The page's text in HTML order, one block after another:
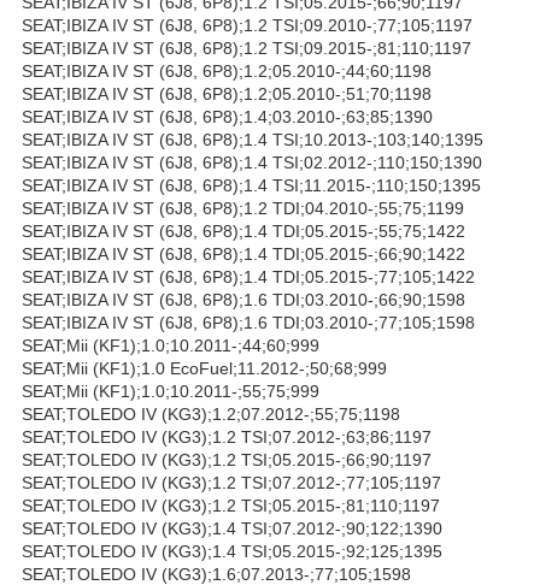
SEAT;IBIZA IV ST (6J8, 6P8);1.2 TSI;09.2010-;77;105;1197
SEAT;IBIZA IV ST (6J8, 6P8);1.2 TSI;09.2015-;81;110;1197
SEAT;IBIZA IV ST (6J8, 6P8);1.2;05.2010-;44;60;1198
SEAT;IBIZA IV ST (6J8, 6P8);1.2;05.2010-;51;70;1198
SEAT;IBIZA IV ST (6J8, 6P8);1.4;03.2010-;63;85;1390
SEAT;IBIZA IV ST (6J8, 6P8);1.4 TSI;10.2013-;103;140;1395
SEAT;IBIZA IV ST (6J8, 6P8);1.4 TSI;02.2012-;110;150;1390
SEAT;IBIZA IV ST (6J8, 6P8);1.4 TSI;11.2015-;110;150;1395
SEAT;IBIZA IV ST (6J8, 6P8);1.2 TDI;04.2010-;55;75;1199
SEAT;IBIZA IV ST (6J8, 6P8);1.4 TDI;05.2015-;55;75;1422
SEAT;IBIZA IV ST (6J8, 6P8);1.4 TDI;05.2015-;66;90;1422
SEAT;IBIZA IV ST (6J8, 6P8);1.4 TDI;05.2015-;77;105;1422
SEAT;IBIZA IV ST (6J8, 6P8);1.6 TDI;03.2010-;66;90;1598
SEAT;IBIZA IV ST (6J8, 6P8);1.6 TDI;03.2010-;77;105;1598
SEAT;Mii (KF1);1.0;10.2011-;44;60;999
SEAT;Mii (KF1);1.0 EcoFuel;11.2012-;50;68;999
SEAT;Mii (KF1);1.0;10.2011-;55;75;999
SEAT;TOLEDO IV (KG3);1.2;07.2012-;55;75;1198
SEAT;TOLEDO IV (KG3);1.2 TSI;07.2012-;63;86;1197
SEAT;TOLEDO IV (KG3);1.2 TSI;05.2015-;66;90;1197
SEAT;TOLEDO IV (KG3);1.2 TSI;07.2012-;77;105;1197
SEAT;TOLEDO IV (KG3);1.2 TSI;05.2015-;81;110;1197
SEAT;TOLEDO IV (KG3);1.4 TSI;07.2012-;90;122;1390
SEAT;TOLEDO IV (KG3);1.4 TSI;05.2015-;92;125;1395
SEAT;TOLEDO IV (KG3);1.6;07.2013-;77;105;1598